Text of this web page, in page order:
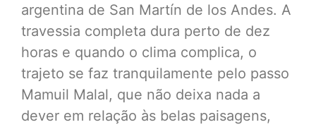
argentina de San Martín de los Andes. A
travessia completa dura perto de dez
horas e quando o clima complica, o
trajeto se faz tranquilamente pelo passo
Mamuil Malal, que não deixa nada a
dever em relação às belas paisagens,